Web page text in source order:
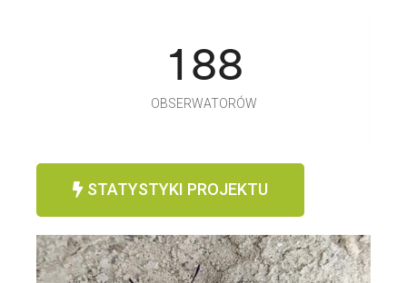
188
OBSERWATORÓW
STATYSTYKI PROJEKTU